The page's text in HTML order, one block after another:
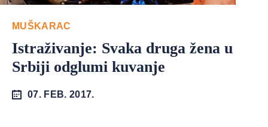
MUŠKARAC
Istraživanje: Svaka druga žena u
Srbiji odglumi kuvanje
07. FEB. 2017.